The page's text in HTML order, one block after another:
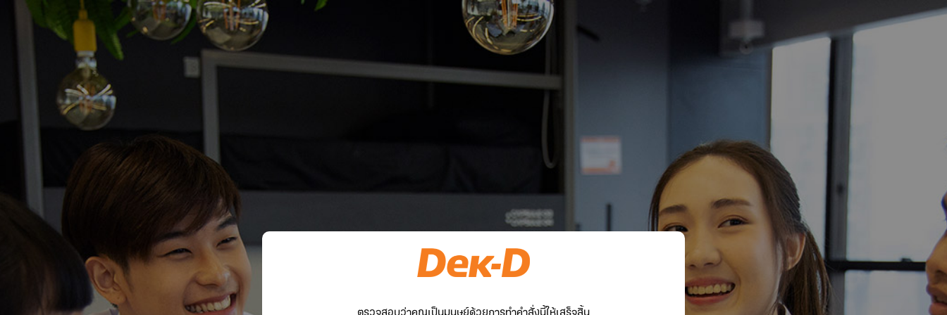
ตรวจสอบว่าคุณเป็นมนุษย์ด้วยการทำคำสั่งนี้ให้เสร็จสิ้น